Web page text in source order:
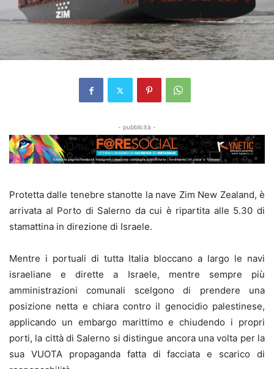
- pubblicità -
Protetta dalle tenebre stanotte la nave Zim New Zealand, è
arrivata al Porto di Salerno da cui è ripartita alle 5.30 di
stamattina in direzione di Israele.
Mentre i portuali di tutta Italia bloccano a largo le navi
israeliane e dirette a Israele, mentre sempre più
amministrazioni comunali scelgono di prendere una
posizione netta e chiara contro il genocidio palestinese,
applicando un embargo marittimo e chiudendo i propri
porti, la città di Salerno si distingue ancora una volta per la
sua VUOTA propaganda fatta di facciata e scarico di